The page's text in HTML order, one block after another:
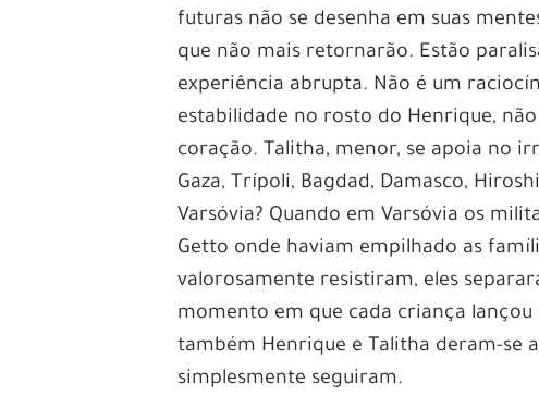
futuras não se desenha em suas
que não mais retornarão. Estão
experiência abrupta. Não é um
estabilidade no rosto do Henrique,
coração. Talitha, menor, se apoia no
Gaza, Trípoli, Bagdad, Damasco,
Varsóvia? Quando em Varsóvia os
Getto onde haviam empilhado as
valorosamente resistiram, eles
momento em que cada criança
também Henrique e Talitha deram-se
simplesmente seguiram.